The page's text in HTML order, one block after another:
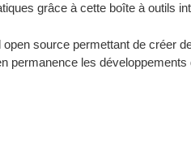
grâce à cette boîte à outils
source permettant de créer
permanence les